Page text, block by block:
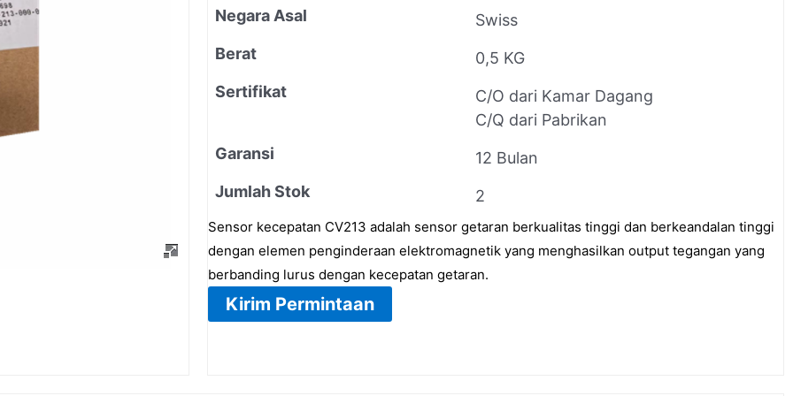
Negara Asal
Swiss
Berat
0,5 KG
Sertifikat
C/O dari Kamar Dagang
C/Q dari Pabrikan
Garansi
12 Bulan
Jumlah Stok
2
Sensor kecepatan CV213 adalah sensor getaran berkualitas tinggi dan berkeandalan tinggi
dengan elemen penginderaan elektromagnetik yang menghasilkan output tegangan yang
berbanding lurus dengan kecepatan getaran.
Kirim Permintaan